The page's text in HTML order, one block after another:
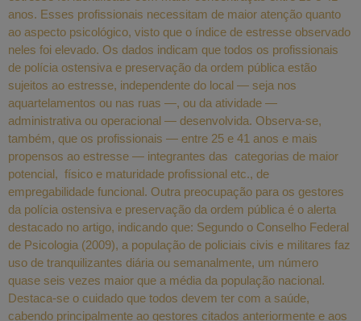
anos. Esses profissionais necessitam de maior atenção quanto
ao aspecto psicológico, visto que o índice de estresse observado
neles foi elevado. Os dados indicam que todos os profissionais
de polícia ostensiva e preservação da ordem pública estão
sujeitos ao estresse, independente do local — seja nos
aquartelamentos ou nas ruas —, ou da atividade —
administrativa ou operacional — desenvolvida. Observa-se,
também, que os profissionais — entre 25 e 41 anos e mais
propensos ao estresse — integrantes das categorias de maior
potencial, físico e maturidade profissional etc., de
empregabilidade funcional. Outra preocupação para os gestores
da polícia ostensiva e preservação da ordem pública é o alerta
destacado no artigo, indicando que: Segundo o Conselho Federal
de Psicologia (2009), a população de policiais civis e militares faz
uso de tranquilizantes diária ou semanalmente, um número
quase seis vezes maior que a média da população nacional.
Destaca-se o cuidado que todos devem ter com a saúde,
cabendo principalmente ao gestores citados anteriormente e aos